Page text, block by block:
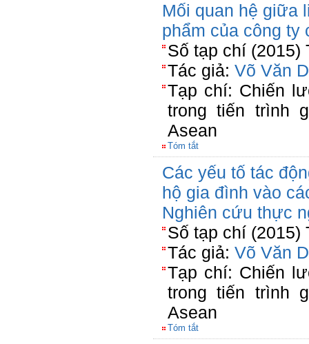
Mối quan hệ giữa
phẩm của công ty
Số tạp chí (2015)
Tác giả: Võ Văn
Tạp chí: Chiến
trong tiến trình
Asean
Tóm tắt
Các yếu tố tác
hộ gia đình vào
Nghiên cứu thực
Số tạp chí (2015)
Tác giả: Võ Văn
Tạp chí: Chiến
trong tiến trình
Asean
Tóm tắt